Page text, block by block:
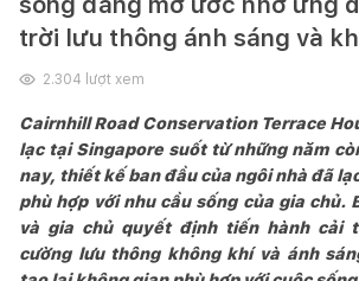
trời lưu thông ánh sáng và
2.304 lượt xem
Cairnhill Road Conservation Terrace
lạc tại Singapore suốt từ những năm
nay, thiết kế ban đầu của ngôi nhà đã
phù hợp với nhu cầu sống của gia chủ.
và gia chủ quyết định tiến hành cải
cường lưu thông không khí và ánh